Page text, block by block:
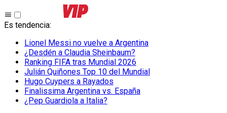
Es tendencia:
Lionel Messi no vuelve a Argentina
¿Desdén a Claudia Sheinbaum?
Ranking FIFA tras Mundial 2026
Julián Quiñones Top 10 del Mundial
Hugo Cuypers a Rayados
Finalissima Argentina vs. España
¿Pep Guardiola a Italia?